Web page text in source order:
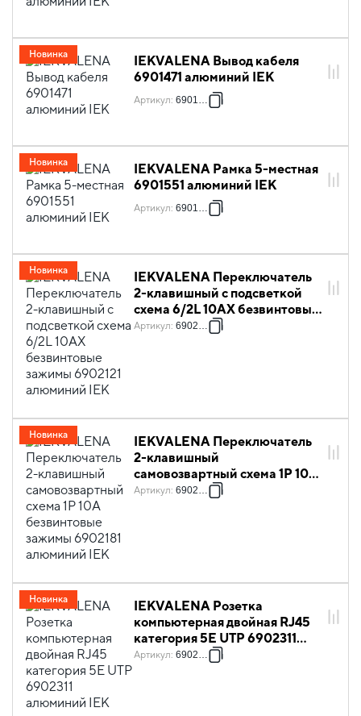
IEKVALENA Вывод кабеля
6901471 алюминий IEK
Артикул: 6901471
Новинка
IEKVALENA Рамка 5-местная
6901551 алюминий IEK
Артикул: 6901551
Новинка
IEKVALENA Переключатель
2-клавишный с подсветкой
схема 6/2L 10АХ безвинтовые
зажимы 6902121 алюминий
Артикул: 6902121
Новинка
IEKVALENA Переключатель
2-клавишный
самовозвартный схема 1P 10А
безвинтовые зажимы 6902181
Артикул: 6902181
Новинка
IEKVALENA Розетка
компьютерная двойная RJ45
категория 5Е UTP 6902311
алюминий IEK
Артикул: 6902311
Новинка